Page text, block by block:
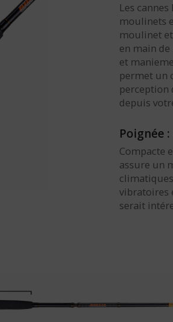
Les
moulinets
moulinet
en main de
et
permet un
perception
depuis
Poignée
Compacte
assure un
vibratoires
serait